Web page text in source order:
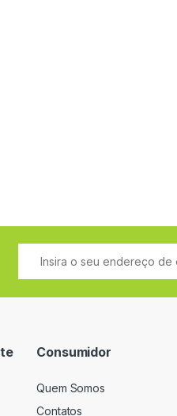
Consumidor
Quem Somos
Contatos